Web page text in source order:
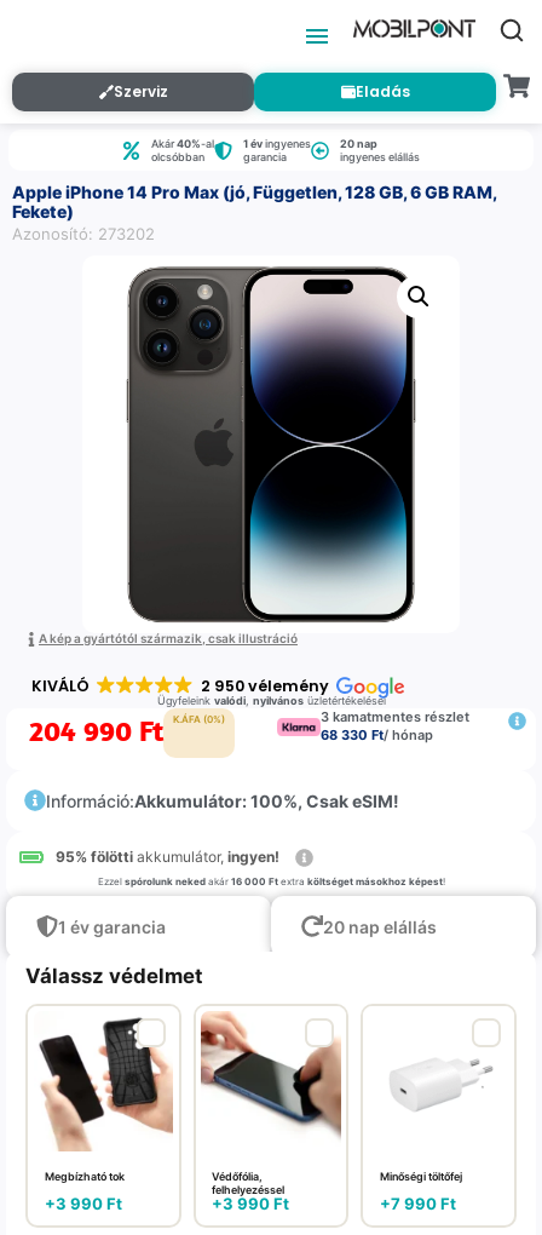
Szerviz Eladás
Akár40%-al
olcsóbban
1 évingyenes
garancia
20 nap
ingyenes elállás
Apple iPhone 14 Pro Max (jó, Független, 128 GB, 6 GB RAM,
Fekete)
Azonosító: 273202
A kép a gyártótól származik, csak illustráció
KIVÁLÓ 2 950 vélemény
Ügyfeleink valódi, nyilvánosüzletértékelései
204 990 Ft K.ÁFA (0%)
3 kamatmentes részlet
68 330 Ft/ hónap
Információ:Akkumulátor: 100%, Csak eSIM!
95% fölötti akkumulátor, ingyen!
Ezzel spórolunk nekedakár 16 000 Ftextra költséget másokhoz képest!
1 év garancia 20 nap elállás
Válassz védelmet
Megbízható tok
+3 990Ft
Védőfólia,
felhelyezéssel
+3 990Ft
Minőségi töltőfej
+7 990Ft